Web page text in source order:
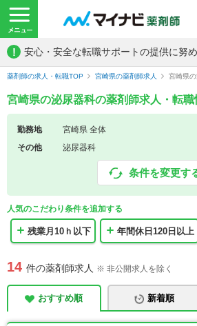
! 安心・安全な転職サポートの提供に努め
薬剤師の求人・転職TOP 宮崎県の薬剤師求人 宮崎県
宮崎県の泌尿器科の薬剤師求人・転職
勤務地
宮崎県 全体
その他
泌尿器科
条件を変更す
人気のこだわり条件を追加する
残業月10ｈ以下 年間休日120日以上
14 件の薬剤師求人 ※ 非公開求人を除く
おすすめ順 新着順